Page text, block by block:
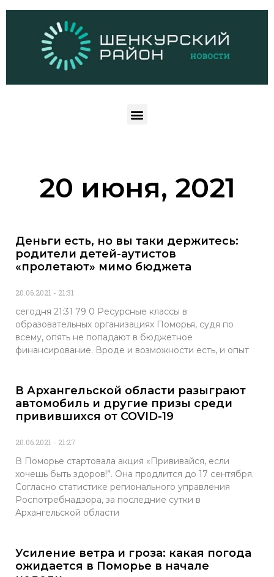
20 июня, 2021
Деньги есть, но вы таки держитесь:
родители детей-аутистов
«пролетают» мимо бюджета
20.06.2021 21:31
сегодня 21:31 79 0 Ресурсные классы в
образовательных организациях Поморья, судя по
всему, опять не попадают в бюджетное
финансирование. Вроде и возможности есть, и опыт
В Архангельской области разыграют
автомобиль и другие призы среди
привившихся от COVID-19
20.06.2021 21:27
В Поморье стартовала акция «Прививайся, если
хочешь быть здоров!”. Она продлится до 17 сентября.
Согласно статистике регионального управления
Роспотребнадзора, за последние сутки в
Архангельской области
Усиление ветра и гроза: какая погода
ожидается в Поморье в начале